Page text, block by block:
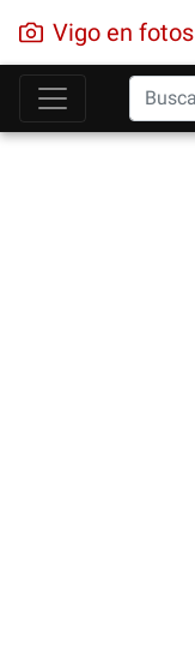
Vigo en fotos